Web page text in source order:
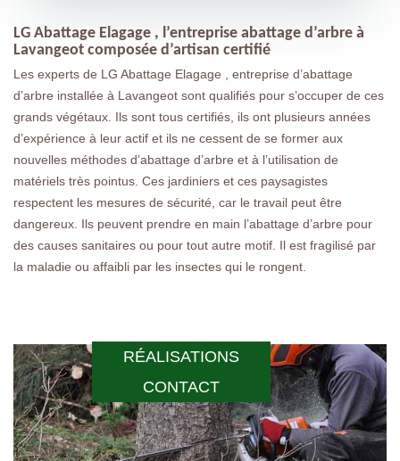
RÉALISATIONS
CONTACT
LG Abattage Elagage , l’entreprise abattage d’arbre à
Lavangeot composée d’artisan certifié
Les experts de LG Abattage Elagage , entreprise d’abattage
d’arbre installée à Lavangeot sont qualifiés pour s’occuper de ces
grands végétaux. Ils sont tous certifiés, ils ont plusieurs années
d’expérience à leur actif et ils ne cessent de se former aux
nouvelles méthodes d’abattage d’arbre et à l’utilisation de
matériels très pointus. Ces jardiniers et ces paysagistes
respectent les mesures de sécurité, car le travail peut être
dangereux. Ils peuvent prendre en main l’abattage d’arbre pour
des causes sanitaires ou pour tout autre motif. Il est fragilisé par
la maladie ou affaibli par les insectes qui le rongent.